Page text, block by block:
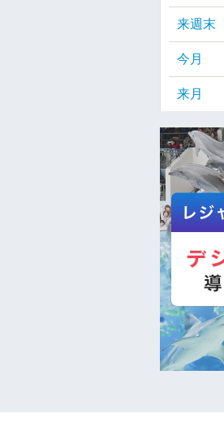
来週末
今月
来月